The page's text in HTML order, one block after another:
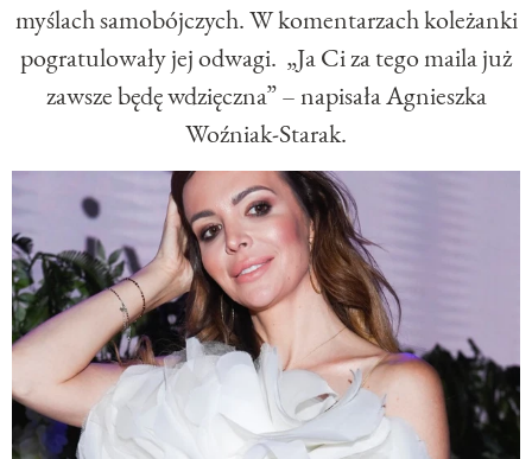
myślach samobójczych. W komentarzach koleżanki
pogratulowały jej odwagi. „Ja Ci za tego maila już
zawsze będę wdzięczna” – napisała Agnieszka
Woźniak-Starak.